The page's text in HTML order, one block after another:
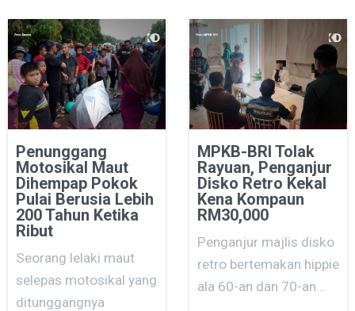
Penunggang
Motosikal Maut
Dihempap Pokok
Pulai Berusia Lebih
200 Tahun Ketika
Ribut
Seorang lelaki maut
selepas motosikal yang
ditunggangnya
MPKB-BRI Tolak
Rayuan, Penganjur
Disko Retro Kekal
Kena Kompaun
RM30,000
Penganjur majlis disko
retro bertemakan hippie
ala 60-an dan 70-an…